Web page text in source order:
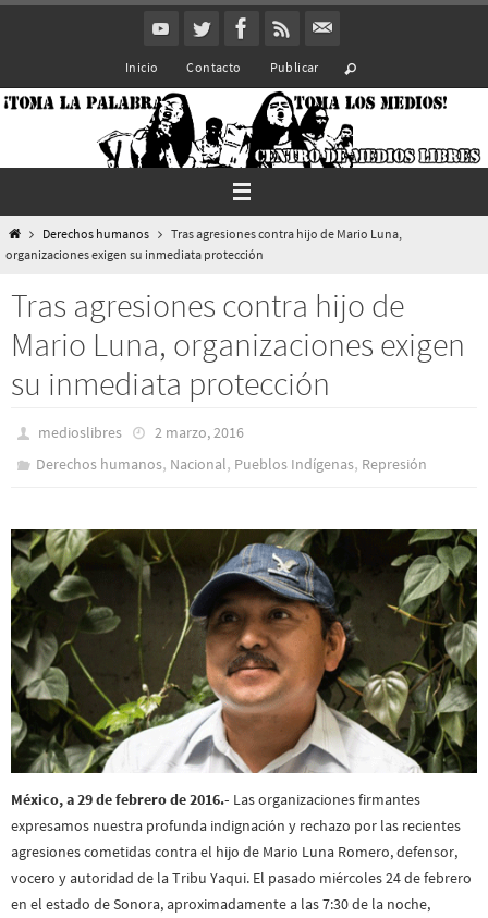
Inicio Contacto Publicar
InicioDerechos humanos
Tras agresiones contra hijo de Mario Luna,
organizaciones exigen su inmediata protección
Tras agresiones contra hijo de
Mario Luna, organizaciones exigen
su inmediata protección
medioslibres
2 marzo, 2016
Derechos humanos, Nacional, Pueblos Indí­genas, Represión
México,a 29 de febrero de 2016.- Las organizaciones firmantes
expresamos nuestra profunda indignación y rechazo por las recientes
agresiones cometidas contra el hijo de Mario Luna Romero, defensor,
vocero y autoridad de la Tribu Yaqui. El pasado miércoles 24 de febrero
en el estado de Sonora, aproximadamente a las 7:30 de la noche,